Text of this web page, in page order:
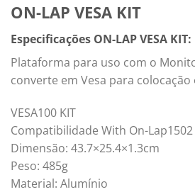
ON-LAP VESA KIT
Especificações ON-LAP VESA KIT:
Plataforma para uso com o
converte em Vesa para
VESA100 KIT
Compatibilidade With On-Lap1502
Dimensão: 43.7×25.4×1.3cm
Peso: 485g
Material: Alumínio